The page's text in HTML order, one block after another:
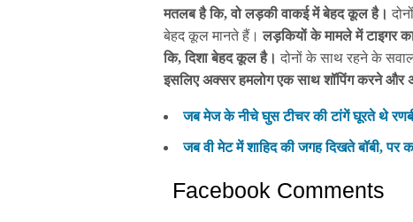
मतलब है कि, वो लड़की वाकई में बेहद कूल है।
बेहद कूल मानते हैं।लड़कियों के मामले में टाइगर
कि, दिशा बेहद कूल है।दोनों के साथ रहने के
इसलिए अक्सर हमलोग एक साथ शॉपिंग करने और
जब मेज के नीचे घुस टीचर की टांगें घूरते थे
जब वी मेट में शाहिद की जगह दिखते बॉबी, पर
Facebook Comments